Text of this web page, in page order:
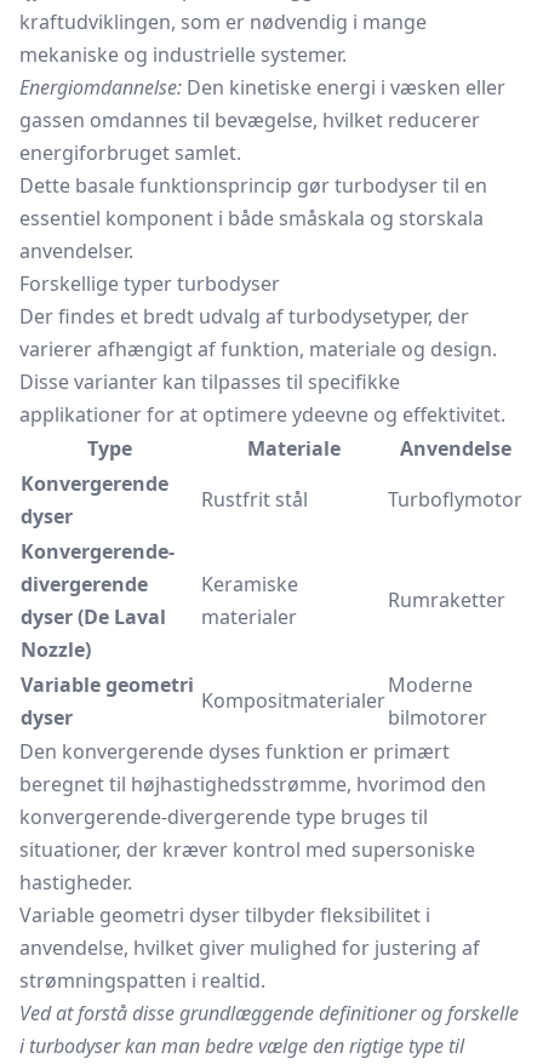
kraftudviklingen, som er nødvendig i mange
mekaniske og industrielle systemer.
Energiomdannelse: Den kinetiske energi i væsken eller
gassen omdannes til bevægelse, hvilket reducerer
energiforbruget samlet.
Dette basale funktionsprincip gør turbodyser til en
essentiel komponent i både småskala og storskala
anvendelser.
Forskellige typer turbodyser
Der findes et bredt udvalg af turbodysetyper, der
varierer afhængigt af funktion, materiale og design.
Disse varianter kan tilpasses til specifikke
applikationer for at optimere ydeevne og effektivitet.
Type
Materiale
Anvendelse
Konvergerende
dyser
Rustfrit stål
Turboflymotor
Konvergerende-
divergerende
dyser (De Laval
Nozzle)
Keramiske
materialer
Rumraketter
Variable geometri
dyser
Kompositmaterialer
Moderne
bilmotorer
Den konvergerende dyses funktion er primært
beregnet til højhastighedsstrømme, hvorimod den
konvergerende-divergerende type bruges til
situationer, der kræver kontrol med supersoniske
hastigheder.
Variable geometri dyser tilbyder fleksibilitet i
anvendelse, hvilket giver mulighed for justering af
strømningspatten i realtid.
Ved at forstå disse grundlæggende definitioner og forskelle
i turbodyser kan man bedre vælge den rigtige type til